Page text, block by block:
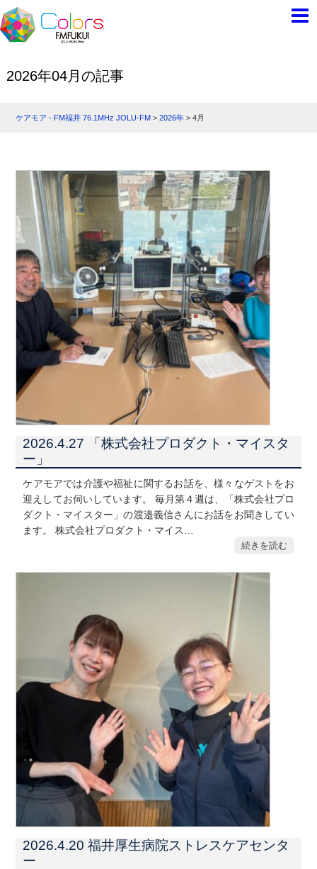
2026年04月の記事
ケアモア - FM福井 76.1MHz JOLU-FM >2026年 >4月
2026.4.27 「株式会社プロダクト・マイスタ
ー」
ケアモアでは介護や福祉に関するお話を、様々なゲストをお
迎えしてお伺いしています。 毎月第４週は、「株式会社プロ
ダクト・マイスター」の渡邉義信さんにお話をお聞きしてい
ます。 株式会社プロダクト・マイス…
続きを読む
2026.4.20 福井厚生病院ストレスケアセンタ
ー